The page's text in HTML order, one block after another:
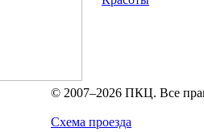
© 2007–2026 ПКЦ. Все
Схема проезда